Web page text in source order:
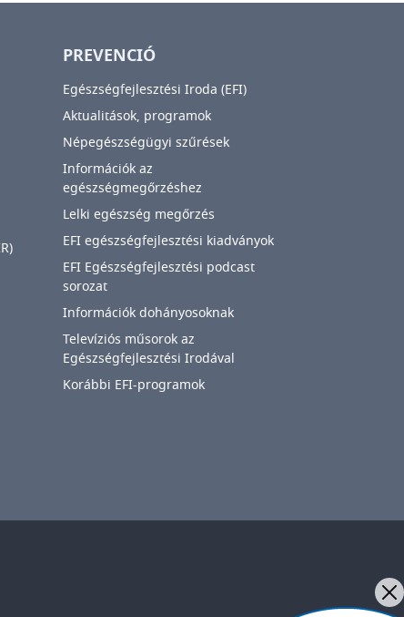
PREVENCIÓ
Egészségfejlesztési Iroda (EFI)
Aktualitások, programok
Népegészségügyi szűrések
Információk az
egészségmegőrzéshez
Lelki egészség megőrzés
EFI egészségfejlesztési kiadványok
EFI Egészségfejlesztési podcast
sorozat
Információk dohányosoknak
Televíziós műsorok az
Egészségfejlesztési Irodával
Korábbi EFI-programok